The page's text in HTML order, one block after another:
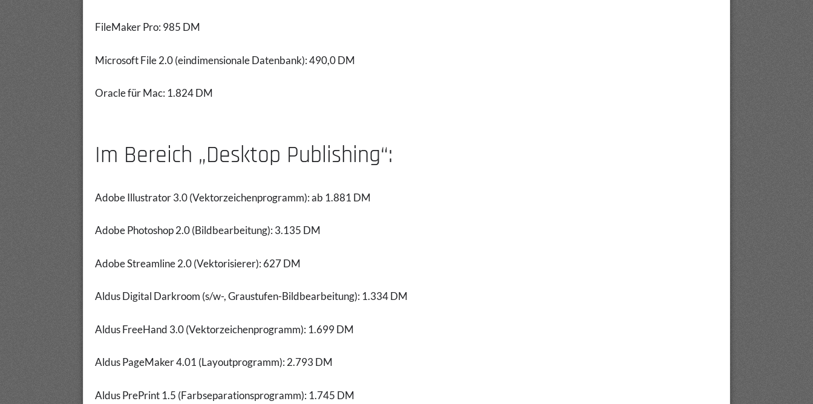
FileMaker Pro: 985 DM
Microsoft File 2.0 (eindimensionale Datenbank): 490,0 DM
Oracle für Mac: 1.824 DM
Im Bereich „Desktop Publishing“:
Adobe Illustrator 3.0 (Vektorzeichenprogramm): ab 1.881 DM
Adobe Photoshop 2.0 (Bildbearbeitung): 3.135 DM
Adobe Streamline 2.0 (Vektorisierer): 627 DM
Aldus Digital Darkroom (s/w-, Graustufen-Bildbearbeitung): 1.334 DM
Aldus FreeHand 3.0 (Vektorzeichenprogramm): 1.699 DM
Aldus PageMaker 4.01 (Layoutprogramm): 2.793 DM
Aldus PrePrint 1.5 (Farbseparationsprogramm): 1.745 DM